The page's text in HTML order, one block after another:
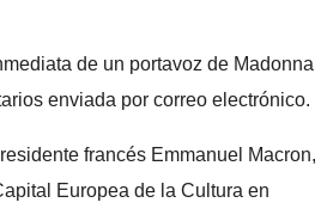
de un portavoz de Madonna
enviada por correo electrónico.
francés Emmanuel Macron,
Europea de la Cultura en